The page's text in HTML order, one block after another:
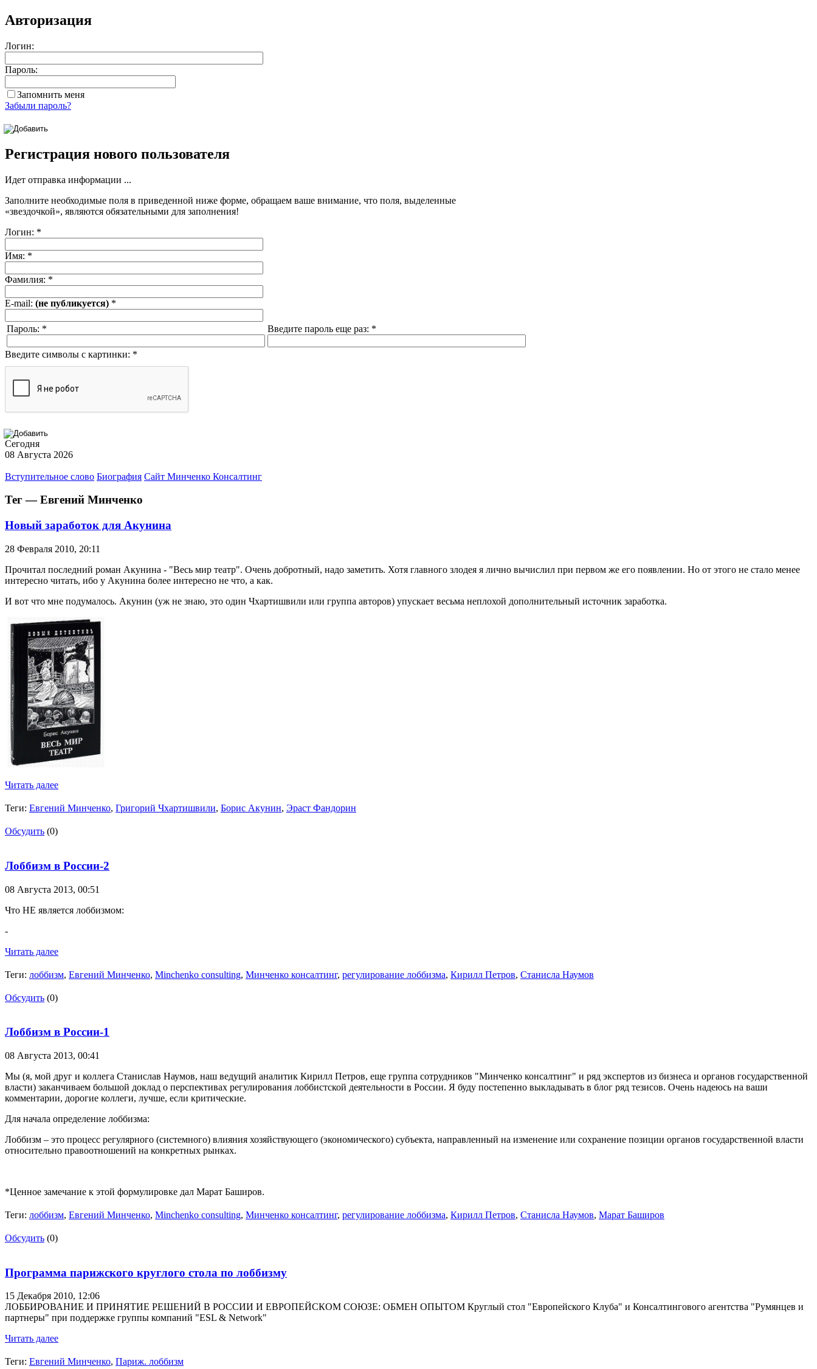
Авторизация
Логин:
Пароль:
Запомнить меня
Забыли пароль?
Регистрация нового пользователя
Идет отправка информации ...
Заполните необходимые поля в приведенной ниже форме, обращаем ваше внимание, что поля, выделенные
«звездочкой», являются обязательными для заполнения!
Логин: *
Имя: *
Фамилия: *
E-mail: (не публикуется) *
Пароль: * Введите пароль еще раз: *
Введите символы с картинки: *
Сегодня
08 Августа 2026
Вступительное слово Биография Сайт Минченко Консалтинг
Тег — Евгений Минченко
Новый заработок для Акунина
28 Февраля 2010, 20:11
Прочитал последний роман Акунина - "Весь мир театр". Очень добротный, надо заметить. Хотя главного злодея я лично вычислил при первом же его появлении. Но от этого не стало менее
интересно читать, ибо у Акунина более интересно не что, а как.
И вот что мне подумалось. Акунин (уж не знаю, это один Чхартишвили или группа авторов) упускает весьма неплохой дополнительный источник заработка.
Читать далее
Теги: Евгений Минченко, Григорий Чхартишвили, Борис Акунин, Эраст Фандорин
Обсудить (0)
Лоббизм в России-2
08 Августа 2013, 00:51
Что НЕ является лоббизмом:
-
Читать далее
Теги: лоббизм, Евгений Минченко, Minchenko consulting, Минченко консалтинг, регулирование лоббизма, Кирилл Петров, Станисла Наумов
Обсудить (0)
Лоббизм в России-1
08 Августа 2013, 00:41
Мы (я, мой друг и коллега Станислав Наумов, наш ведущий аналитик Кирилл Петров, еще группа сотрудников "Минченко консалтинг" и ряд экспертов из бизнеса и органов государственной
власти) заканчиваем большой доклад о перспективах регулирования лоббистской деятельности в России. Я буду постепенно выкладывать в блог ряд тезисов. Очень надеюсь на ваши
комментарии, дорогие коллеги, лучше, если критические.
Для начала определение лоббизма:
Лоббизм – это процесс регулярного (системного) влияния хозяйствующего (экономического) субъекта, направленный на изменение или сохранение позиции органов государственной власти
относительно правоотношений на конкретных рынках.
*Ценное замечание к этой формулировке дал Марат Баширов.
Теги: лоббизм, Евгений Минченко, Minchenko consulting, Минченко консалтинг, регулирование лоббизма, Кирилл Петров, Станисла Наумов, Марат Баширов
Обсудить (0)
Программа парижского круглого стола по лоббизму
15 Декабря 2010, 12:06
ЛОББИРОВАНИЕ И ПРИНЯТИЕ РЕШЕНИЙ В РОССИИ И ЕВРОПЕЙСКОМ СОЮЗЕ: ОБМЕН ОПЫТОМ Круглый стол "Европейского Клуба" и Консалтингового агентства "Румянцев и
партнеры" при поддержке группы компаний "ESL & Network"
Читать далее
Теги: Евгений Минченко, Париж. лоббизм